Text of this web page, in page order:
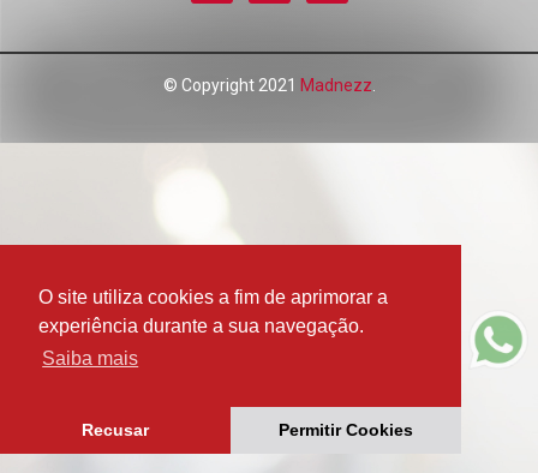
O site utiliza cookies a fim de aprimorar a
experiência durante a sua navegação.
Saiba mais
Recusar Permitir Cookies
© Copyright 2021 Madnezz.